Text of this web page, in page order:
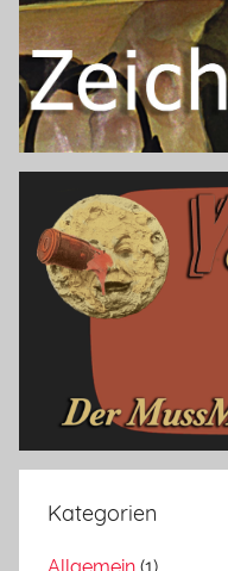
Kategorien